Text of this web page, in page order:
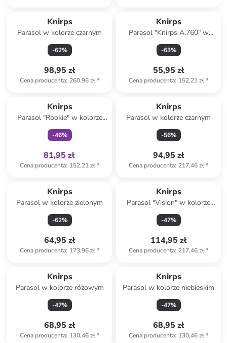
Knirps
Parasol w kolorze czarnym
-62%
98,95 zł
Cena producenta: 260,96 zł*
Knirps
Parasol "Knirps A.760" w
kolorze antracytowym
-63%
55,95 zł
Cena producenta: 152,21 zł*
Knirps
Parasol "Rookie" w kolorze
antracytowym
-46%
81,95 zł
Cena producenta: 152,21 zł*
Knirps
Parasol w kolorze czarnym
-56%
94,95 zł
Cena producenta: 217,46 zł*
Knirps
Parasol w kolorze zielonym
-62%
64,95 zł
Cena producenta: 173,96 zł*
Knirps
Parasol "Vision" w kolorze
czarnym
-47%
114,95 zł
Cena producenta: 217,46 zł*
Knirps
Parasol w kolorze różowym
-47%
68,95 zł
Cena producenta: 130,46 zł*
Knirps
Parasol w kolorze niebieskim
-47%
68,95 zł
Cena producenta: 130,46 zł*